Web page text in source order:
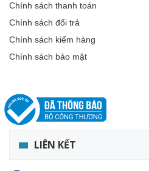
Chính sách thanh toán
Chính sách đổi trả
Chính sách kiểm hàng
Chính sách bảo mật
LIÊN KẾT